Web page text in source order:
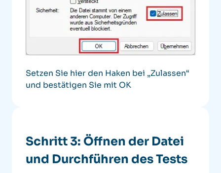
Setzen Sie hier den Haken bei „Zulassen“
und bestätigen Sie mit OK
Schritt 3: Öffnen der Datei
und Durchführen des Tests